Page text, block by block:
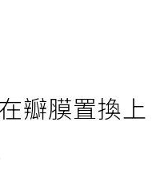
瓣膜置換上